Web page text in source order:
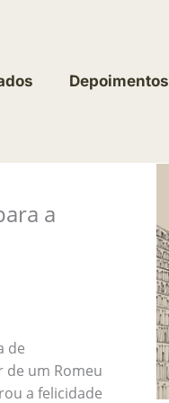
Depoimentos
a
de
de um Romeu
a felicidade